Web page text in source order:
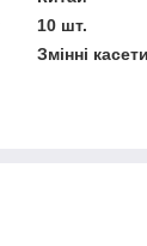
10 шт.
Змінні касети